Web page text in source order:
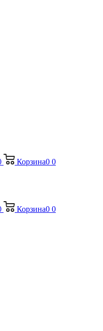
Корзина0 0
Корзина0 0